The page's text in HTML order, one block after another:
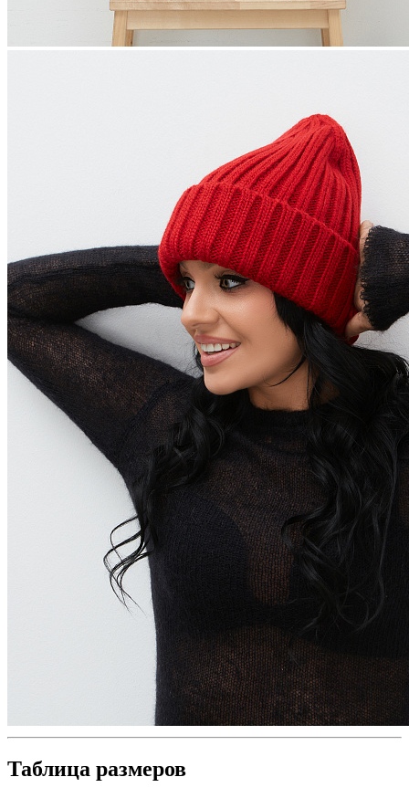
Таблица размеров